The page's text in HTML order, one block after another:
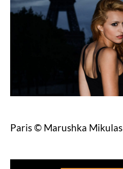
Paris © Marushka Mikulas